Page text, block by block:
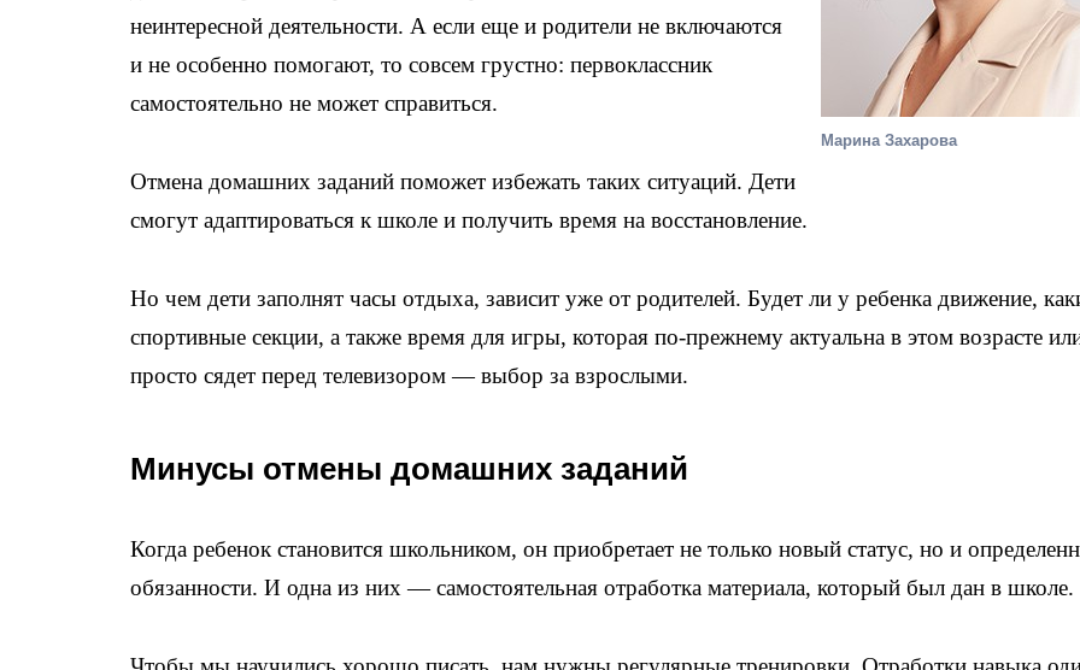
Марина Захарова
неинтересной деятельности. А если еще и родители не включаются
и не особенно помогают, то совсем грустно: первоклассник
самостоятельно не может справиться.
Отмена домашних заданий поможет избежать таких ситуаций. Дети
смогут адаптироваться к школе и получить время на восстановление.
Но чем дети заполнят часы отдыха, зависит уже от родителей. Будет ли у ребенка движение,
спортивные секции, а также время для игры, которая по-прежнему актуальна в этом возрасте
просто сядет перед телевизором — выбор за взрослыми.
Минусы отмены домашних заданий
Когда ребенок становится школьником, он приобретает не только новый статус, но и
обязанности. И одна из них — самостоятельная отработка материала, который был дан в школе.